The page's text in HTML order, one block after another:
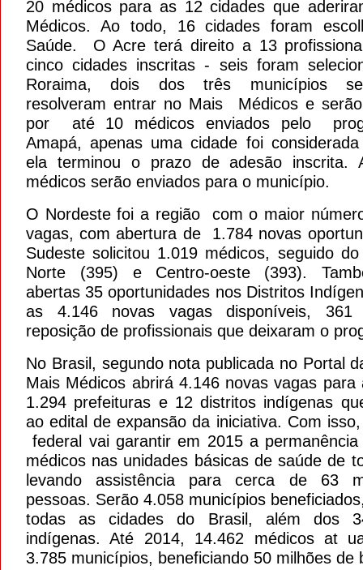
20 médicos para as 12 cidades que
Médicos. Ao todo, 16 cidades foram
Saúde. O Acre terá direito a 13
cinco cidades inscritas - seis foram
Roraima, dois dos três municípios
resolveram entrar no Mais Médicos e
por até 10 médicos enviados pelo
Amapá, apenas uma cidade foi
ela terminou o prazo de adesão inscrita.
médicos serão enviados para o município.
O Nordeste foi a região com o maior
vagas, com abertura de 1.784 novas
Sudeste solicitou 1.019 médicos, seguido
Norte (395) e Centro-oeste (393).
abertas 35 oportunidades nos Distritos
as 4.146 novas vagas disponíveis,
reposição de profissionais que deixaram o
No Brasil, segundo nota publicada no Portal
Mais Médicos abrirá 4.146 novas vagas para
1.294 prefeituras e 12 distritos indígenas
ao edital de expansão da iniciativa. Com
federal vai garantir em 2015 a
médicos nas unidades básicas de saúde de
levando assistência para cerca de 63
pessoas. Serão 4.058 municípios
todas as cidades do Brasil, além dos
indígenas. Até 2014, 14.462 médicos at
3.785 municípios, beneficiando 50 milhões de